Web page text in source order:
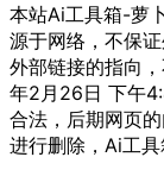
本站Ai工具箱-萝
源于网络，不保
外部链接的指向
年2月26日 下午
合法，后期网页
进行删除，Ai工具